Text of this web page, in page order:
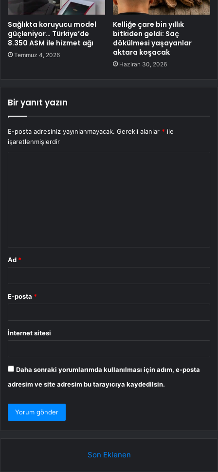
Sağlıkta koruyucu model
güçleniyor… Türkiye’de
8.350 ASM ile hizmet ağı
Temmuz 4, 2026
Kelliğe çare bin yıllık
bitkiden geldi: Saç
dökülmesi yaşayanlar
aktara koşacak
Haziran 30, 2026
Bir yanıt yazın
E-posta adresiniz yayınlanmayacak. Gerekli alanlar * ile
işaretlenmişlerdir
Ad *
E-posta *
İnternet sitesi
Daha sonraki yorumlarımda kullanılması için adım, e-posta
adresim ve site adresim bu tarayıcıya kaydedilsin.
Son Eklenen